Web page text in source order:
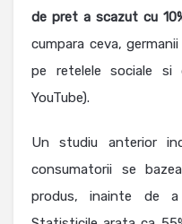
de pret a scazut cu
cumpara ceva,
pe retelele sociale si
YouTube).
Un studiu anterior
consumatorii se
produs, inainte de